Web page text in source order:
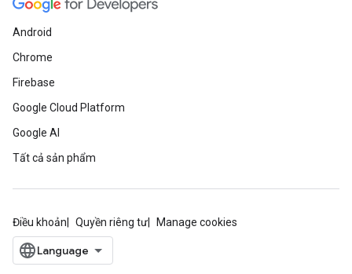
Android
Chrome
Firebase
Google Cloud Platform
Google AI
Tất cả sản phẩm
Điều khoản Quyền riêng tư Manage cookies